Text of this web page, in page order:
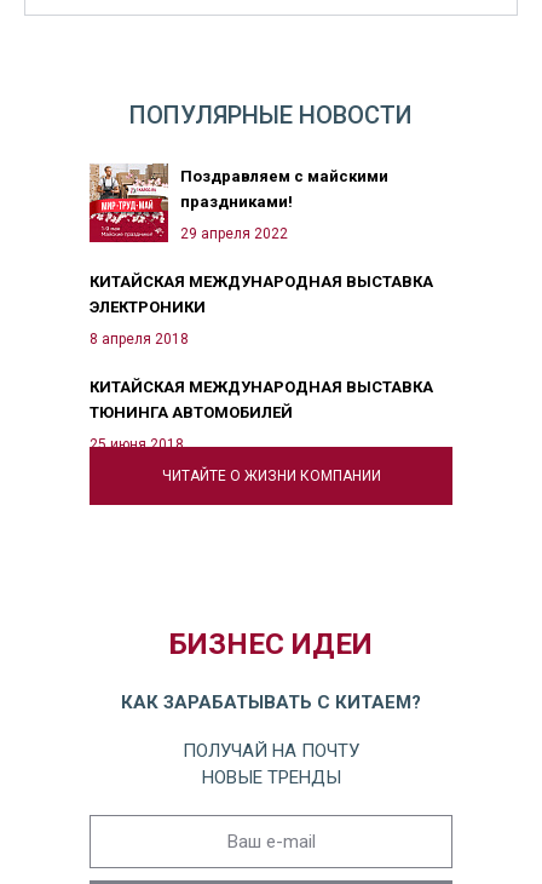
ЧИТАЙТЕ О ЖИЗНИ КОМПАНИИ
ПОПУЛЯРНЫЕ НОВОСТИ
Поздравляем с майскими
праздниками!
29 апреля 2022
КИТАЙСКАЯ МЕЖДУНАРОДНАЯ ВЫСТАВКА
ЭЛЕКТРОНИКИ
8 апреля 2018
КИТАЙСКАЯ МЕЖДУНАРОДНАЯ ВЫСТАВКА
ТЮНИНГА АВТОМОБИЛЕЙ
25 июня 2018
БИЗНЕС ИДЕИ
КАК ЗАРАБАТЫВАТЬ С КИТАЕМ?
ПОЛУЧАЙ НА ПОЧТУ
НОВЫЕ ТРЕНДЫ